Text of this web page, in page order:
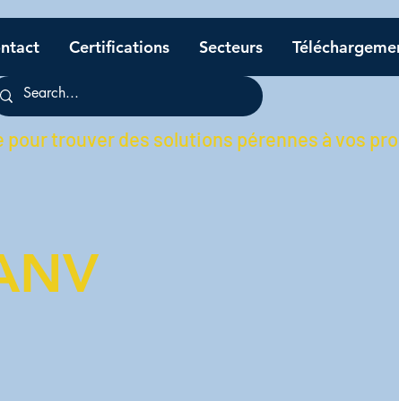
Certifications Secteurs
trouver des solutions pérennes à vos